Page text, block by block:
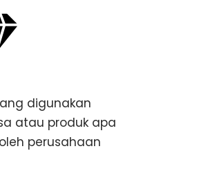
digunakan
atau produk apa
perusahaan